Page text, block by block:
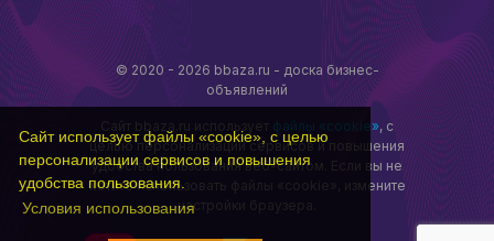
Сайт использует файлы «cookie», с целью
персонализации сервисов и повышения
удобства пользования.
Условия использования
© 2020 - 2026 bbaza.ru - доска бизнес-
объявлений
Сайт bbaza.ru использует файлы «cookie», с
целью персонализации сервисов и повышения
удобства пользования веб-сайтом. Если вы не
хотите использовать файлы «cookie», измените
настройки браузера.